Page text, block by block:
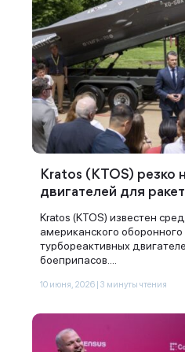
Kratos (KTOS) резко
двигателей для
Kratos (KTOS) известен
американского
турбореактивных
боеприпасов....
10 июня, 2026 | 3 минуты чтения
Спасибо
Наши
вами в